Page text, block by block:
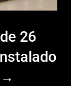
26